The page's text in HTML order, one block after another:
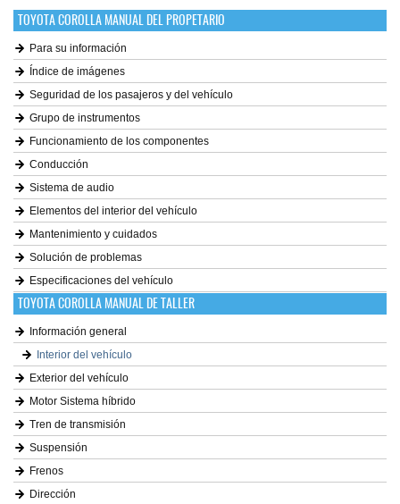
TOYOTA COROLLA MANUAL DEL PROPETARIO
Para su información
Índice de imágenes
Seguridad de los pasajeros y del vehículo
Grupo de instrumentos
Funcionamiento de los componentes
Conducción
Sistema de audio
Elementos del interior del vehículo
Mantenimiento y cuidados
Solución de problemas
Especificaciones del vehículo
TOYOTA COROLLA MANUAL DE TALLER
Información general
Interior del vehículo
Exterior del vehículo
Motor Sistema híbrido
Tren de transmisión
Suspensión
Frenos
Dirección